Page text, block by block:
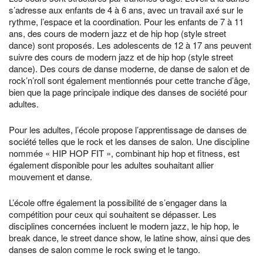
s’adresse aux enfants de 4 à 6 ans, avec un travail axé sur le
rythme, l’espace et la coordination. Pour les enfants de 7 à 11
ans, des cours de modern jazz et de hip hop (style street
dance) sont proposés. Les adolescents de 12 à 17 ans peuvent
suivre des cours de modern jazz et de hip hop (style street
dance). Des cours de danse moderne, de danse de salon et de
rock’n’roll sont également mentionnés pour cette tranche d’âge,
bien que la page principale indique des danses de société pour
adultes.
Pour les adultes, l’école propose l’apprentissage de danses de
société telles que le rock et les danses de salon. Une discipline
nommée « HIP HOP FIT », combinant hip hop et fitness, est
également disponible pour les adultes souhaitant allier
mouvement et danse.
L’école offre également la possibilité de s’engager dans la
compétition pour ceux qui souhaitent se dépasser. Les
disciplines concernées incluent le modern jazz, le hip hop, le
break dance, le street dance show, le latine show, ainsi que des
danses de salon comme le rock swing et le tango.